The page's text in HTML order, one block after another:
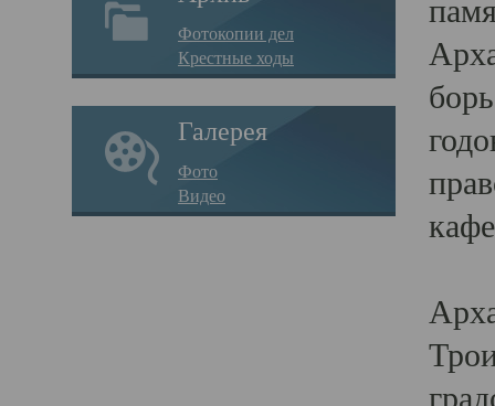
Фотокопии дел
Крестные ходы
Галерея
Фото
Видео